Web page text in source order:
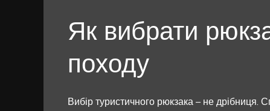
Як вибрати
походу
Вибір туристичного рюкзака – не дрібниця.